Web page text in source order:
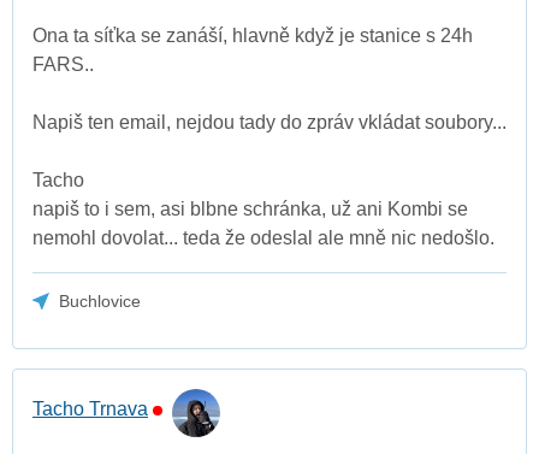
Ona ta síťka se zanáší, hlavně když je stanice s 24h
FARS..
Napiš ten email, nejdou tady do zpráv vkládat soubory...
Tacho
napiš to i sem, asi blbne schránka, už ani Kombi se
nemohl dovolat... teda že odeslal ale mně nic nedošlo.
Buchlovice
Tacho Trnava